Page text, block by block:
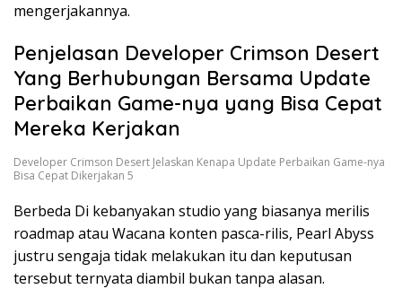
mengerjakannya.
Penjelasan Developer Crimson Desert
Yang Berhubungan Bersama Update
Perbaikan Game-nya yang Bisa Cepat
Mereka Kerjakan
Developer Crimson Desert Jelaskan Kenapa Update Perbaikan Game-nya
Bisa Cepat Dikerjakan 5
Berbeda Di kebanyakan studio yang biasanya merilis
roadmap atau Wacana konten pasca-rilis, Pearl Abyss
justru sengaja tidak melakukan itu dan keputusan
tersebut ternyata diambil bukan tanpa alasan.